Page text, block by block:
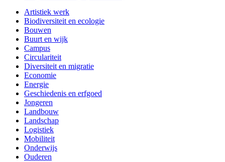
Artistiek werk
Biodiversiteit en ecologie
Bouwen
Buurt en wijk
Campus
Circulariteit
Diversiteit en migratie
Economie
Energie
Geschiedenis en erfgoed
Jongeren
Landbouw
Landschap
Logistiek
Mobiliteit
Onderwijs
Ouderen